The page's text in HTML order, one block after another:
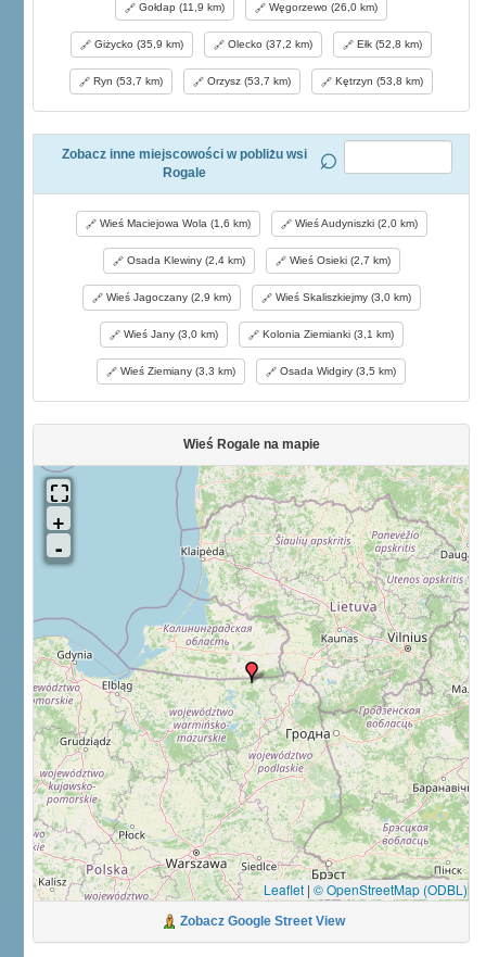
Gołdap (11,9 km) Węgorzewo (26,0 km)
Giżycko (35,9 km) Olecko (37,2 km) Ełk (52,8 km)
Ryn (53,7 km) Orzysz (53,7 km) Kętrzyn (53,8 km)
Zobacz inne miejscowości w pobliżu wsi
Rogale
Wieś Maciejowa Wola (1,6 km) Wieś Audyniszki (2,0 km)
Osada Klewiny (2,4 km) Wieś Osieki (2,7 km)
Wieś Jagoczany (2,9 km) Wieś Skaliszkiejmy (3,0 km)
Wieś Jany (3,0 km) Kolonia Ziemianki (3,1 km)
Wieś Ziemiany (3,3 km) Osada Widgiry (3,5 km)
Wieś Rogale na mapie
Leaflet | © OpenStreetMap (ODBL)
Zobacz Google Street View